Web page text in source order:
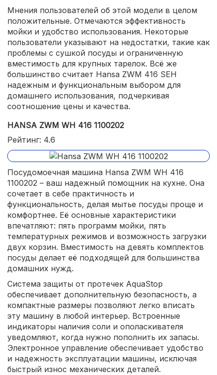
Мнения пользователей об этой модели в целом
положительные. Отмечаются эффективность
мойки и удобство использования. Некоторые
пользователи указывают на недостатки, такие как
проблемы с сушкой посуды и ограниченную
вместимость для крупных тарелок. Всё же
большинство считает Hansa ZWM 416 SEH
надежным и функциональным выбором для
домашнего использования, подчеркивая
соотношение цены и качества.
HANSA ZWM WH 416 1100202
Рейтинг: 4.6
Посудомоечная машина Hansa ZWM WH 416
1100202 – ваш надежный помощник на кухне. Она
сочетает в себе практичность и
функциональность, делая мытье посуды проще и
комфортнее. Её основные характеристики
впечатляют: пять программ мойки, пять
температурных режимов и возможность загрузки
двух корзин. Вместимость на девять комплектов
посуды делает её подходящей для большинства
домашних нужд.
Система защиты от протечек AquaStop
обеспечивает дополнительную безопасность, а
компактные размеры позволяют легко вписать
эту машину в любой интерьер. Встроенные
индикаторы наличия соли и ополаскивателя
уведомляют, когда нужно пополнить их запасы.
Электронное управление обеспечивает удобство
и надежность эксплуатации машины, исключая
быстрый износ механических деталей.